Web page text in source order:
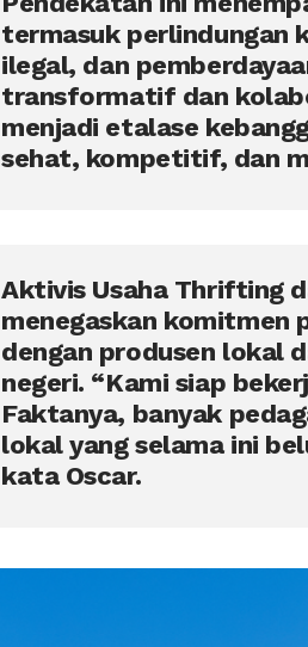
termasuk perlindungan
ilegal, dan
transformatif dan
menjadi etalase
sehat, kompetitif, dan
Aktivis Usaha Thrifting
menegaskan komitmen
dengan produsen lokal
negeri. “Kami siap
Faktanya, banyak
lokal yang selama ini
kata Oscar.